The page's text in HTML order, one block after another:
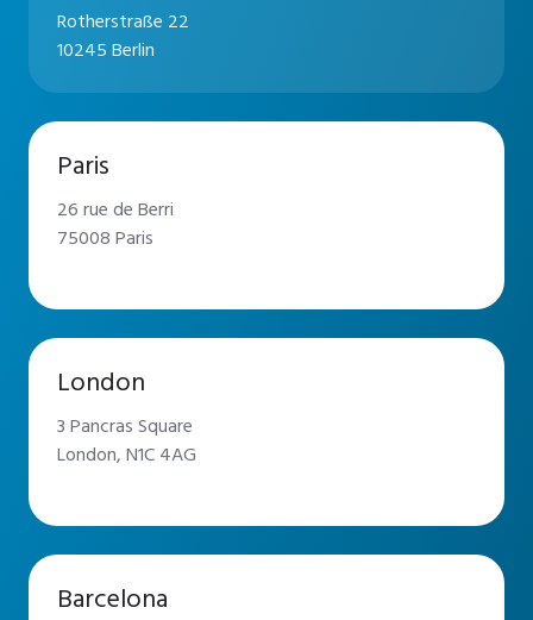
Rotherstraße 22
10245 Berlin
Paris
26 rue de Berri
75008 Paris
London
3 Pancras Square
London, N1C 4AG
Barcelona